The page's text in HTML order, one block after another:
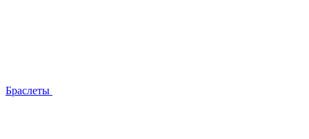
Браслеты